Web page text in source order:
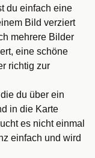
du einfach eine
Bild verziert
mehrere Bilder
eine schöne
richtig zur
du über ein
in die Karte
es nicht einmal
einfach und wird